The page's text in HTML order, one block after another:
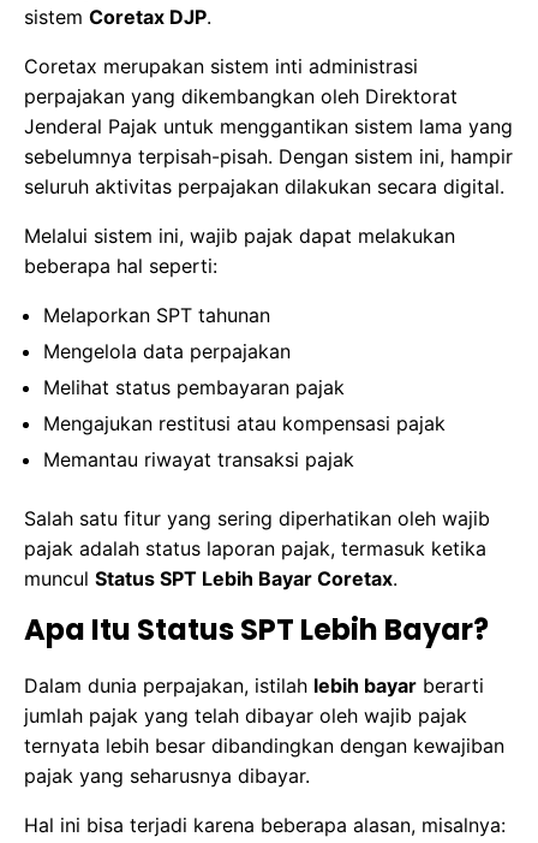
sistem Coretax DJP.
Coretax merupakan sistem inti administrasi
perpajakan yang dikembangkan oleh Direktorat
Jenderal Pajak untuk menggantikan sistem lama yang
sebelumnya terpisah-pisah. Dengan sistem ini, hampir
seluruh aktivitas perpajakan dilakukan secara digital.
Melalui sistem ini, wajib pajak dapat melakukan
beberapa hal seperti:
Melaporkan SPT tahunan
Mengelola data perpajakan
Melihat status pembayaran pajak
Mengajukan restitusi atau kompensasi pajak
Memantau riwayat transaksi pajak
Salah satu fitur yang sering diperhatikan oleh wajib
pajak adalah status laporan pajak, termasuk ketika
muncul Status SPT Lebih Bayar Coretax.
Apa Itu Status SPT Lebih Bayar?
Dalam dunia perpajakan, istilah lebih bayar berarti
jumlah pajak yang telah dibayar oleh wajib pajak
ternyata lebih besar dibandingkan dengan kewajiban
pajak yang seharusnya dibayar.
Hal ini bisa terjadi karena beberapa alasan, misalnya: